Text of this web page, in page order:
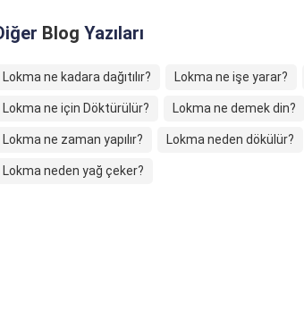
Blog Yazıları
Lokma ne kadara dağıtılır? Lokma ne işe yarar?
Lokma ne için Döktürülür? Lokma ne demek din?
Lokma ne zaman yapılır? Lokma neden dökülür?
Lokma neden yağ çeker?